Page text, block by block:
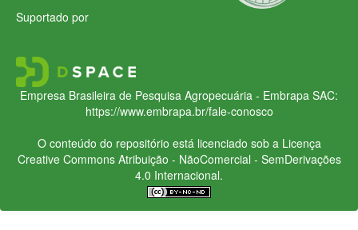
Suportado por
Empresa Brasileira de Pesquisa Agropecuária - Embrapa SAC:
https://www.embrapa.br/fale-conosco
O conteúdo do repositório está licenciado sob a Licença
Creative CommonsAtribuição - NãoComercial - SemDerivações
4.0 Internacional.